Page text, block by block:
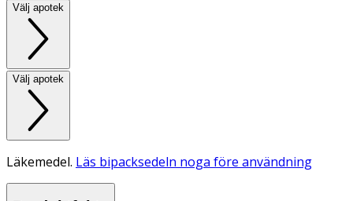
Välj apotek
Välj apotek
Läkemedel. Läs bipacksedeln noga före användning